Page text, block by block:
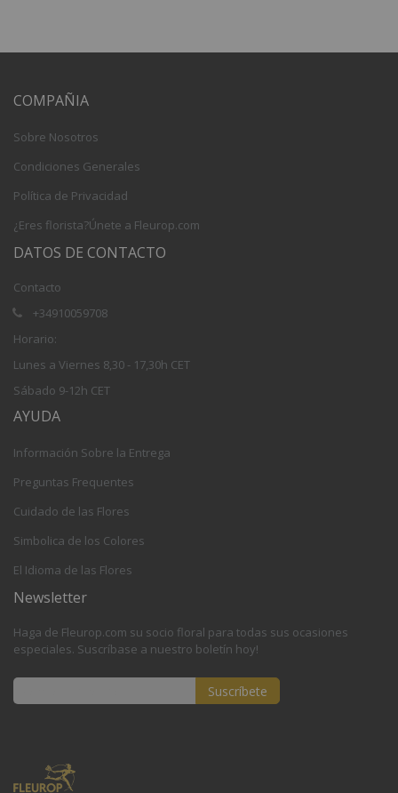
COMPAÑIA
Sobre Nosotros
Condiciones Generales
Política de Privacidad
¿Eres florista?Únete a Fleurop.com
DATOS DE CONTACTO
Contacto
+34910059708
Horario:
Lunes a Viernes 8,30 - 17,30h CET
Sábado 9-12h CET
AYUDA
Información Sobre la Entrega
Preguntas Frequentes
Cuidado de las Flores
Simbolica de los Colores
El Idioma de las Flores
Newsletter
Haga de Fleurop.com su socio floral para todas sus ocasiones
especiales. Suscríbase a nuestro boletín hoy!
nuestro
boletín
Suscríbete